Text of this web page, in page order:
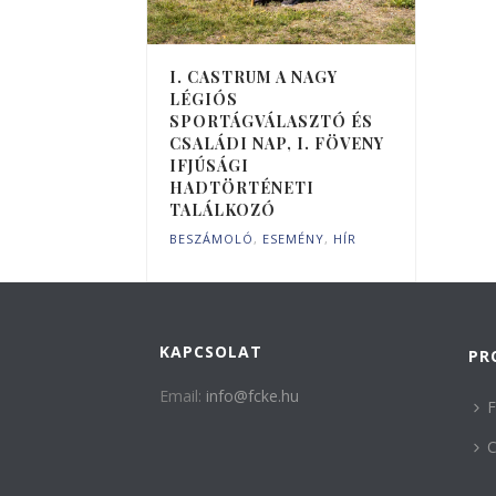
I. CASTRUM A NAGY
LÉGIÓS
SPORTÁGVÁLASZTÓ ÉS
CSALÁDI NAP, I. FÖVENY
IFJÚSÁGI
HADTÖRTÉNETI
TALÁLKOZÓ
BESZÁMOLÓ , ESEMÉNY, HÍR
KAPCSOLAT
Email: info@fcke.hu